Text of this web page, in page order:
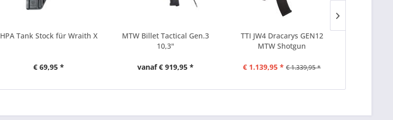
HPA Tank Stock für Wraith X
€ 69,95 *
MTW Billet Tactical Gen.3
10,3"
vanaf € 919,95 *
TTI JW4 Dracarys GEN12
MTW Shotgun
€ 1.139,95 * € 1.339,95 *